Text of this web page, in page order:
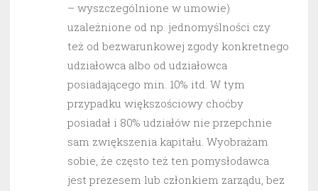
– wyszczególnione w umowie)
uzależnione od np. jednomyślności czy
też od bezwarunkowej zgody konkretnego
udziałowca albo od udziałowca
posiadającego min. 10% itd. W tym
przypadku większościowy choćby
posiadał i 80% udziałów nie przepchnie
sam zwiększenia kapitału. Wyobrażam
sobie, że często też ten pomysłodawca
jest prezesem lub członkiem zarządu, bez